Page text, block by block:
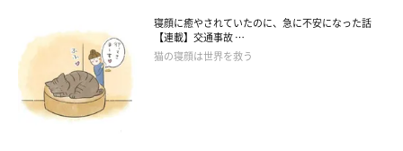
寝顔に癒やされていたのに、急に不安になった話
【連載】交通事故 …
猫の寝顔は世界を救う